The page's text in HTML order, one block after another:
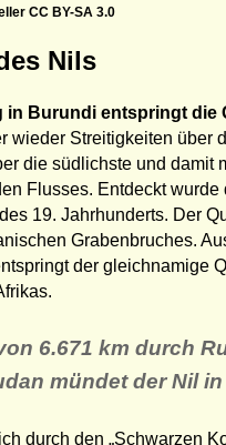
CC BY-SA 3.0
Nils
Burundi entspringt die
wieder Streitigkeiten über
die südlichste und damit
Flusses. Entdeckt
19. Jahrhunderts. Der
Grabenbruches.
der gleichnamige
6.671 km durch
mündet der Nil
durch den „Schwarzen